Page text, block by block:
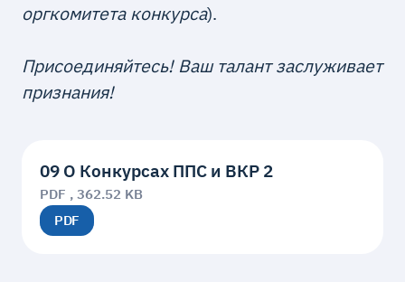
оргкомитета конкурса).
Присоединяйтесь! Ваш талант заслуживает
признания!
09 О Конкурсах ППС и ВКР 2
PDF , 362.52 KB
PDF